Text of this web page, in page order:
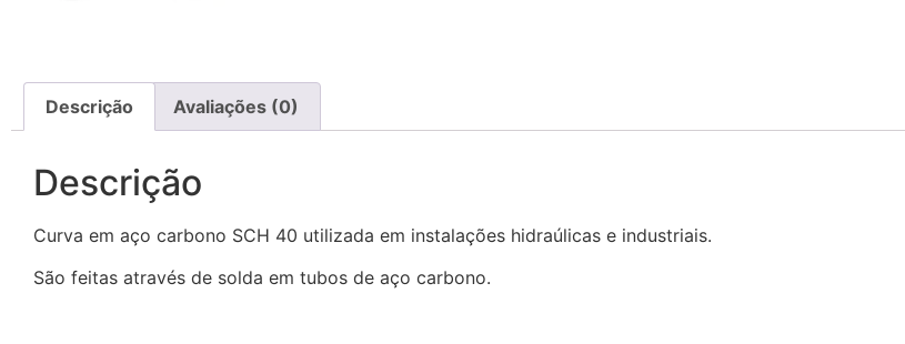
Descrição Avaliações (0)
Descrição
Curva em aço carbono SCH 40 utilizada em instalações hidraúlicas e industriais.
São feitas através de solda em tubos de aço carbono.